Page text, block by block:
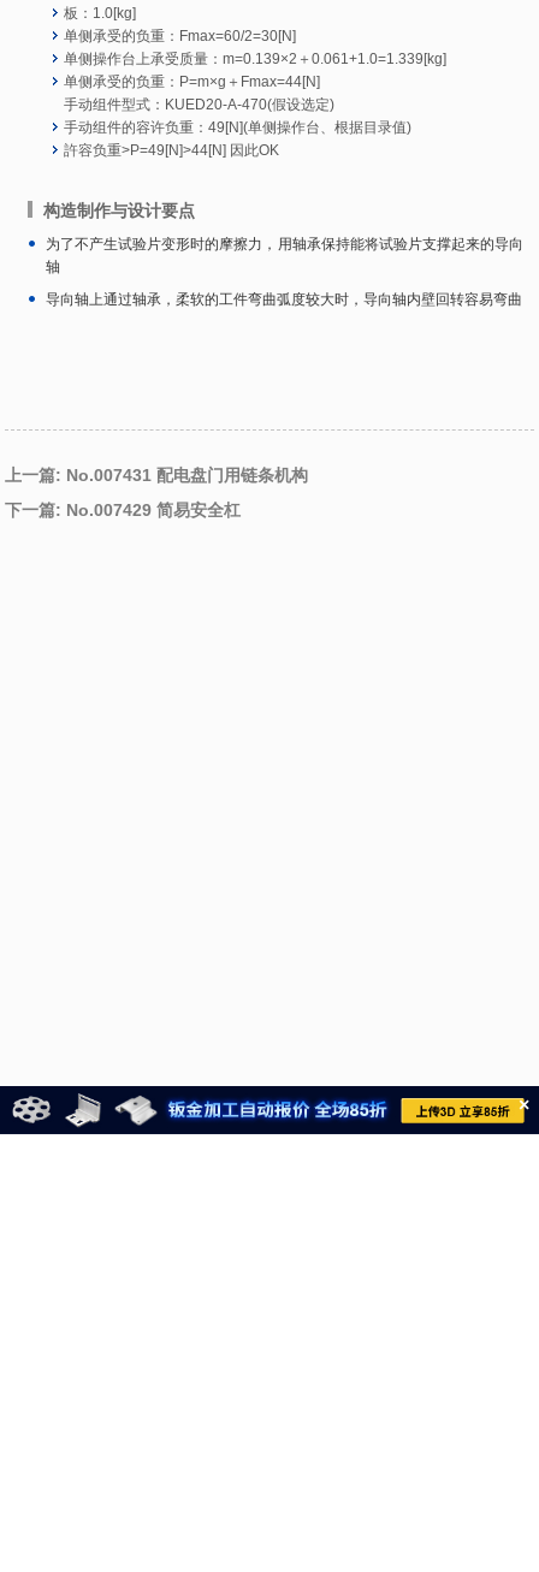
板：1.0[kg]
单侧承受的负重：Fmax=60/2=30[N]
单侧操作台上承受质量：m=0.139×2＋0.061+1.0=1.339[kg]
单侧承受的负重：P=m×g＋Fmax=44[N]
手动组件型式：KUED20-A-470(假设选定)
手动组件的容许负重：49[N](单侧操作台、根据目录值)
許容负重>P=49[N]>44[N] 因此OK
构造制作与设计要点
为了不产生试验片变形时的摩擦力，用轴承保持能将试验片支撑起来的导向
轴
导向轴上通过轴承，柔软的工件弯曲弧度较大时，导向轴内壁回转容易弯曲
上一篇: No.007431 配电盘门用链条机构
下一篇: No.007429 简易安全杠
×